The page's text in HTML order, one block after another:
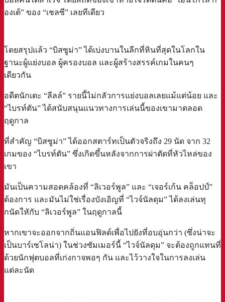
องเต้” ของ “เชลซี” เลยทีเดียว
โดยสรุปแล้ว “บิสซูม่า” ได้เบ่งบานในลีกที่หินที่สุดในโลกใน
ฐานะผู้แย่งบอล ผู้ครองบอล และผู้สร้างสรรค์เกมในคนๆ
เดียวกัน
อดีตนักเตะ “ลีลล์” รายนี้ไม่กลัวการแย่งบอลเลยแม้แต่น้อย และ
“ไบรท์ตัน” ได้สนับสนุนแนวทางการเล่นนี้ของเขามาตลอด
ฤดูกาล
ที่สำคัญ “บิสซูม่า” ได้ออกสตาร์ทเป็นตัวจริงถึง 29 นัด จาก 32
เกมของ “ไบรท์ตัน” ซึ่งเกิดขึ้นหลังจากการผ่าตัดที่หัวไหล่ของ
เขา
มันเป็นความสอดคล้องที่ “ลิเวอร์พูล” และ “เจอร์เก้น คล็อปป์”
ต้องการ และมันไม่ใช่เรื่องบังเอิญที่ “ไวจ์นัลดุม” ได้ลงเล่นทุ
กนัดใหักับ “ลิเวอร์พูล” ในฤดูกาลนี้
หากเขาจะออกจากถิ่นแอนฟิลด์เพื่อไปยังที่อบอุ่นกว่า (ซึ่งน่าจะ
เป็นบาร์เซโลน่า) ในช่วงซัมเมอร์นี้ “ไวจ์นัลดุม” จะต้องถูกแทนที่
ด้วยนักฟุตบอลที่เก่งกาจพอๆ กัน และไว้วางใจในการลงเล่น
แต่ละนัด